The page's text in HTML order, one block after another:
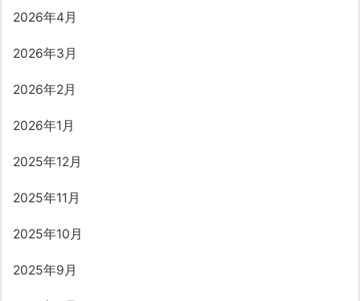
2026年4月
2026年3月
2026年2月
2026年1月
2025年12月
2025年11月
2025年10月
2025年9月